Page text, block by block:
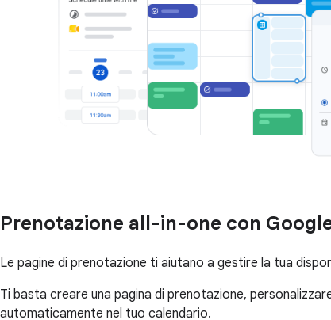
Prenotazione all-in-one con
Le pagine di prenotazione ti aiutano a gestire la tua
Ti basta creare una pagina di prenotazione,
automaticamente nel tuo calendario.